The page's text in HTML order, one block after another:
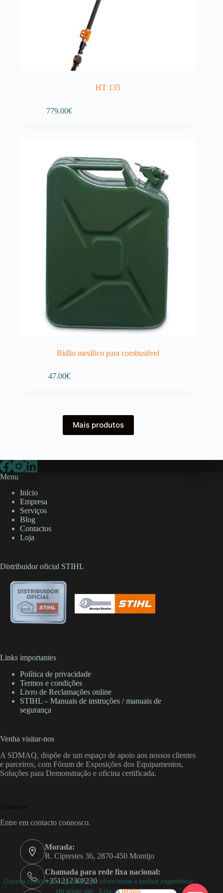
Usamos cookies para garantir que oferecemos a melhor experiência
em nosso site. Leia ostermos
HT 135
779.00€
Bidão metálico para combustível
47.00€
Mais produtos
Menu
Início
Empresa
Serviços
Blog
Contactos
Loja
Distribuidor oficial STIHL
Links importantes
Política de privacidade
Termos e condições
Livro de Reclamações online
STIHL – Manuais de instruções / manuais de
segurança
Venha visitar-nos
A SDMAQ, dispõe de um espaço de apoio aos nossos clientes
e parceiros, com Fórum de Exposições dos Equipamentos,
Soluções para Demonstração e oficina certificada.
Contactos
Entre em contacto connosco.
Morada:
R. Ciprestes 36, 2870-450 Montijo
Chamada para rede fixa nacional:
+351212308230